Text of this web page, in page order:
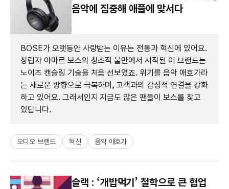
음악에 집중해 애플에 맞서다
BOSE가 오랫동안 사랑받는 이유는 전통과 혁신에 있어요.
창립자 아마르 보스의 창조적 불만에서 시작된 이 브랜드는
노이즈 캔슬링 기술을 처음 선보였죠. 위기를 음악 애호가라
는 새로운 방향으로 극복하며, 고객과의 감성적 연결을 강화
하고 있어요. 그래서인지 지금도 많은 팬들이 보스를 찾고
있답니다.
오디오 브랜드 혁신 음악 애호가
슬랙 : ‘개밥먹기’ 철학으로 큰 협업